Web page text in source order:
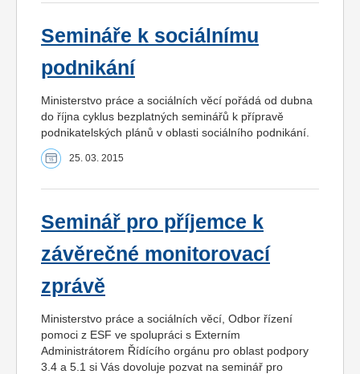
Semináře k sociálnímu
podnikání
Ministerstvo práce a sociálních věcí pořádá od dubna
do října cyklus bezplatných seminářů k přípravě
podnikatelských plánů v oblasti sociálního podnikání.
25. 03. 2015
Seminář pro příjemce k
závěrečné monitorovací
zprávě
Ministerstvo práce a sociálních věcí, Odbor řízení
pomoci z ESF ve spolupráci s Externím
Administrátorem Řídícího orgánu pro oblast podpory
3.4 a 5.1 si Vás dovoluje pozvat na seminář pro